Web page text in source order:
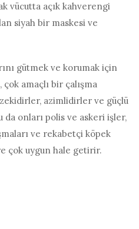
vücutta açık kahverengi
siyah bir maskesi ve
gütmek ve korumak için
amaçlı bir çalışma
azimlidirler ve güçlü
onları polis ve askeri işler,
ve rekabetçi köpek
çok uygun hale getirir.